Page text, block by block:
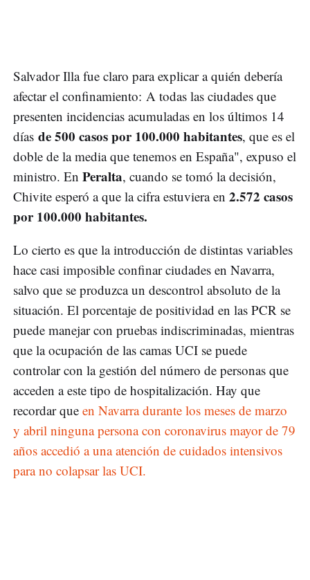
Salvador Illa fue claro para explicar a quién debería
afectar el confinamiento: A todas las ciudades que
presenten incidencias acumuladas en los últimos 14
días de 500 casos por 100.000 habitantes, que es el
doble de la media que tenemos en España", expuso el
ministro. En Peralta, cuando se tomó la decisión,
Chivite esperó a que la cifra estuviera en 2.572 casos
por 100.000 habitantes.
Lo cierto es que la introducción de distintas variables
hace casi imposible confinar ciudades en Navarra,
salvo que se produzca un descontrol absoluto de la
situación. El porcentaje de positividad en las PCR se
puede manejar con pruebas indiscriminadas, mientras
que la ocupación de las camas UCI se puede
controlar con la gestión del número de personas que
acceden a este tipo de hospitalización. Hay que
recordar que en Navarra durante los meses de marzo
y abril ninguna persona con coronavirus mayor de 79
años accedió a una atención de cuidados intensivos
para no colapsar las UCI.